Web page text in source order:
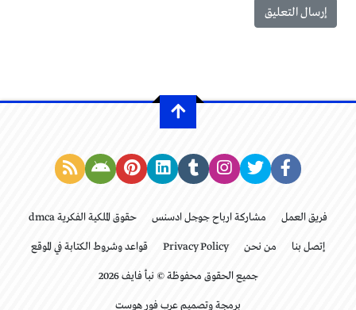
فريق العمل مشاركة ارباح جوجل ادسنس حقوق الملكية الفكرية dmca
إتصل بنا من نحن Privacy Policy قواعد وشروط الكتابة في الموقع
جميع الحقوق محفوظة © نبأ فايف 2026
برمجة وتصميم عرب فور هوست